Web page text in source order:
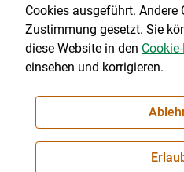
Impressum|Kontakt|
Cookie-Einstellungen
NEWSLETTER
Cookies ausgeführt. Andere
Zustimmung gesetzt. Sie
diese Website in den
einsehen und korrigieren.